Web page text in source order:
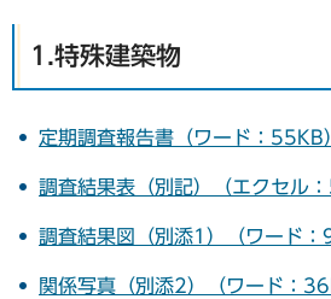
1.特殊建築物
定期調査報告書（ワード：55KB
調査結果表（別記）（エクセル：
調査結果図（別添1）（ワード：
関係写真（別添2）（ワード：